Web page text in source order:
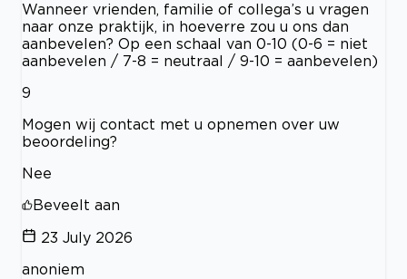
Wanneer vrienden, familie of collega’s u vragen
naar onze praktijk, in hoeverre zou u ons dan
aanbevelen? Op een schaal van 0-10 (0-6 = niet
aanbevelen / 7-8 = neutraal / 9-10 = aanbevelen)
9
Mogen wij contact met u opnemen over uw
beoordeling?
Nee
Beveelt aan
23 July 2026
anoniem